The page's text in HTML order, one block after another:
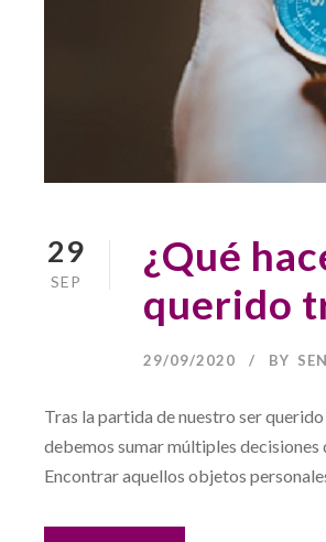
29
SEP
¿Qué
querido
29/09/2020 BY
Tras la partida de nuestro ser
debemos sumar múltiples decisiones
Encontrar aquellos objetos